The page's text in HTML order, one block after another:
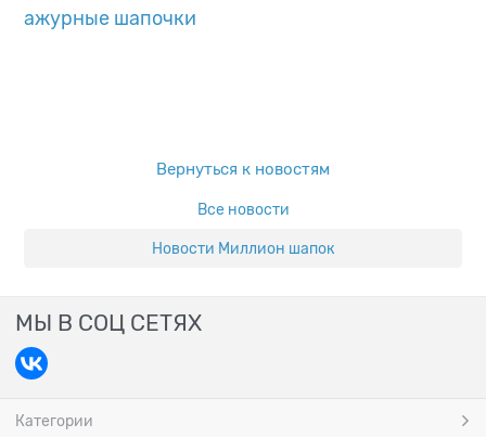
ажурные шапочки
Вернуться к новостям
Все новости
Новости Миллион шапок
МЫ В СОЦ СЕТЯХ
Категории